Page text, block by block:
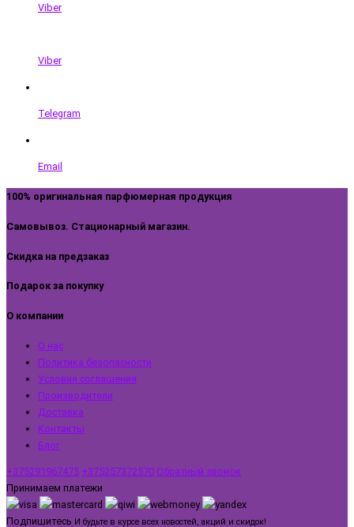
Viber
Viber
Telegram
Email
100% оригинальная парфюмерная продукция
Самовывоз. Стационарный магазин.
Скидка на предзаказ
Подарок за покупку
О компании
О нас
Политика безопасности
Условия соглашения
Производители
Доставка
Контакты
Блог
+375291967475 +375257372570 Обратный звонок
Принимаем платежи
Подпишитесь И будьте в курсе всех новостей, акций и скидок!